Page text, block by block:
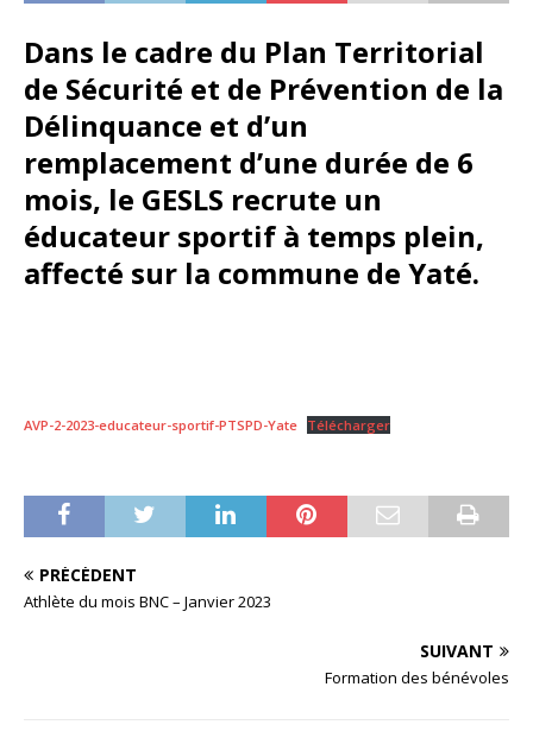
Dans le cadre du Plan Territorial
de Sécurité et de Prévention de la
Délinquance et d’un
remplacement d’une durée de 6
mois, le GESLS recrute un
éducateur sportif à temps plein,
affecté sur la commune de Yaté.
AVP-2-2023-educateur-sportif-PTSPD-Yate Télécharger
PRÉCÉDENT
Athlète du mois BNC – Janvier 2023
SUIVANT
Formation des bénévoles